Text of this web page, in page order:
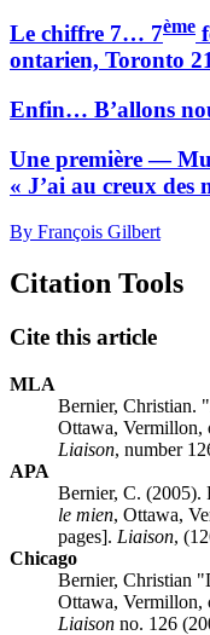
Le chiffre 7… 7ème
ontarien, Toronto
Enfin… B’allons
Une première —
« J’ai au creux des
By François Gilbert
Citation Tools
Cite this article
MLA
Bernier, Christian.
Ottawa, Vermillon,
Liaison, number
APA
Bernier, C.
le mien, Ottawa,
pages]. Liaison,
Chicago
Bernier, Christian
Ottawa, Vermillon,
Liaison no. 126